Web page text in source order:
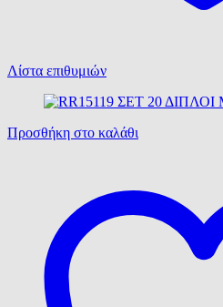
Λίστα επιθυμιών
Προσθήκη στο καλάθι